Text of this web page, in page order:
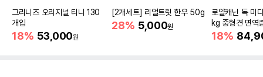
그리니즈 오리지널 티니 130
개입
18% 53,000원
[2개세트] 리얼트릿 한우 50g
28% 5,000원
로얄캐닌 독 미
kg 중형견 면역
18%